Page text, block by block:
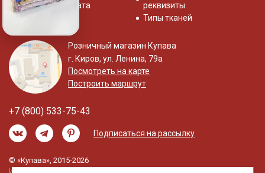
Доставка и оплата
реквизиты
Типы тканей
Розничный магазин Купава
г. Киров, ул. Ленина, 79а
Посмотреть на карте
Построить маршрут
+7 (800) 533-75-43
Подписаться на рассылку
© «Купава», 2015-2026
Информация на сайте не является публичной